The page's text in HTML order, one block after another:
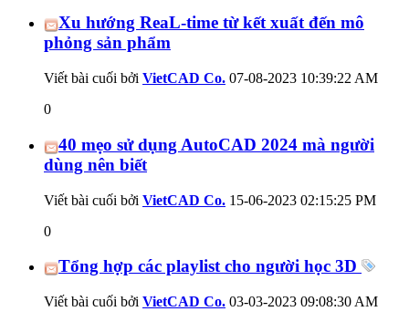
Xu hướng ReaL-time từ kết xuất đến mô
phỏng sản phẩm
Viết bài cuối bởi VietCAD Co. 07-08-2023 10:39:22 AM
0
40 mẹo sử dụng AutoCAD 2024 mà người
dùng nên biết
Viết bài cuối bởi VietCAD Co. 15-06-2023 02:15:25 PM
0
Tổng hợp các playlist cho người học 3D
Viết bài cuối bởi VietCAD Co. 03-03-2023 09:08:30 AM